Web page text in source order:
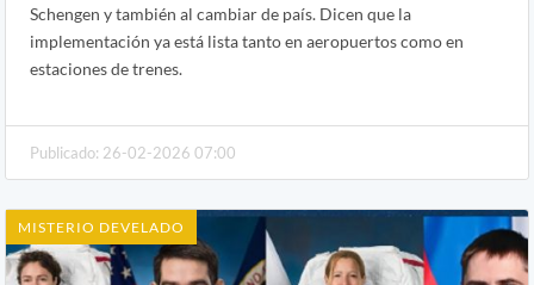
Schengen y también al cambiar de país. Dicen que la
implementación ya está lista tanto en aeropuertos como en
estaciones de trenes.
Publicado: 26-02-2026 07:00
MISTERIO DEVELADO